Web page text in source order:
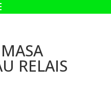
RELAIS